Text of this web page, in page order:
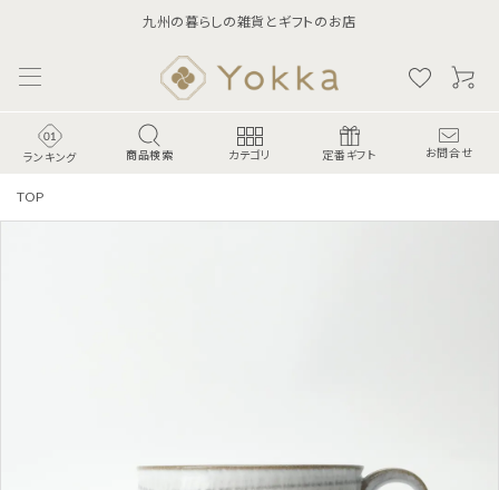
九州の暮らしの雑貨とギフトのお店
ランキング 商品検索 カテゴリ 定番ギフト お問合せ
TOP